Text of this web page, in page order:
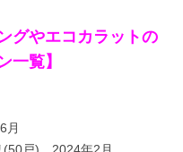
グやエコカラットの
一覧】
月